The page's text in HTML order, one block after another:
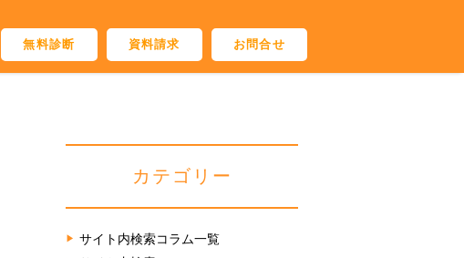
無料診断 資料請求 お問合せ
カテゴリー
サイト内検索コラム一覧